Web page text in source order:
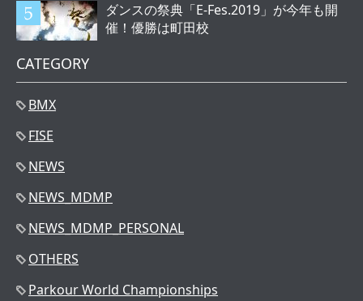
ダンスの祭典「E-Fes.2019」が今年も開
催！優勝は町田校
CATEGORY
BMX
FISE
NEWS
NEWS_MDMP
NEWS_MDMP_PERSONAL
OTHERS
Parkour World Championships